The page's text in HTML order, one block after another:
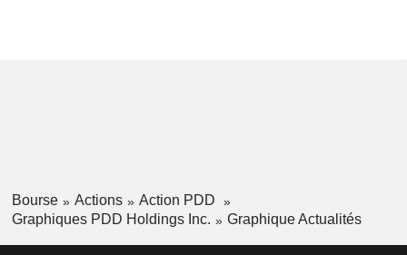
Bourse Actions
Action PDD
Graphiques PDD Holdings Inc.
Graphique Actualités